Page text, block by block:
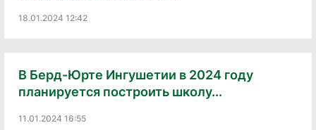
18.01.2024 12:42
В Берд-Юрте Ингушетии в 2024 году
планируется построить школу...
11.01.2024 16:55